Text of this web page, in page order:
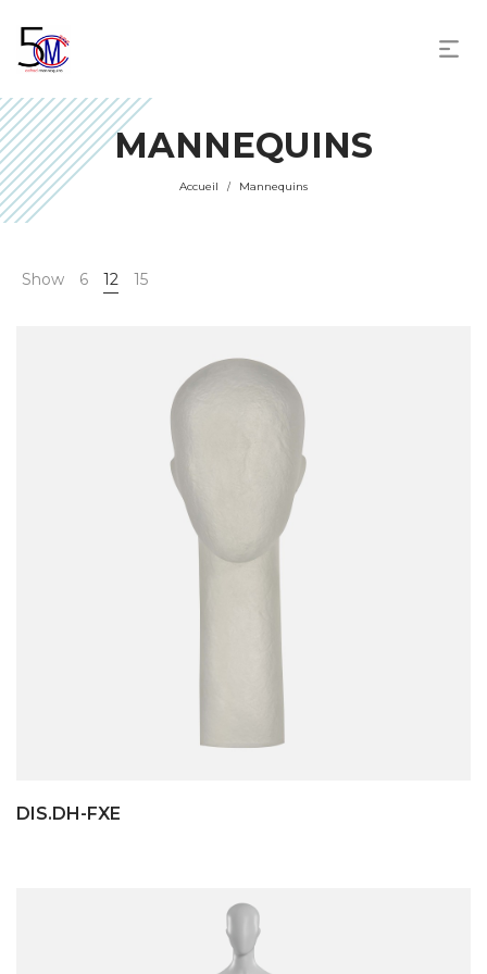
MANNEQUINS
Accueil / Mannequins
Show 6 12 15
DIS.DH-FXE